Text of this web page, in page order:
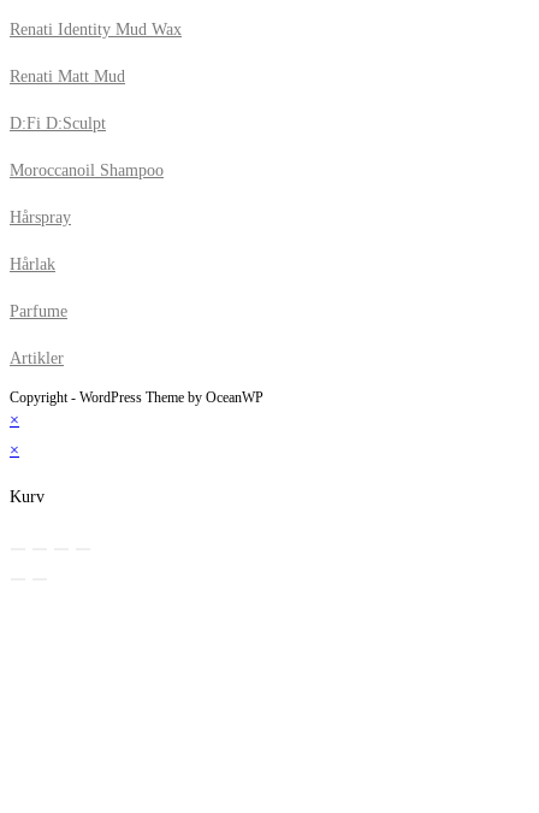
Renati Identity Mud Wax
Renati Matt Mud
D:Fi D:Sculpt
Moroccanoil Shampoo
Hårspray
Hårlak
Parfume
Artikler
Copyright - WordPress Theme by OceanWP
×
×
Kurv